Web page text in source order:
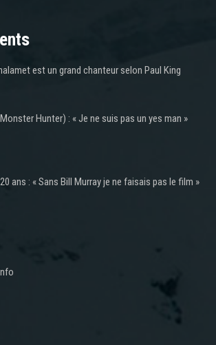
est un grand chanteur selon Paul King
Hunter) : « Je ne suis pas un yes man »
ans : « Sans Bill Murray je ne faisais pas le film »